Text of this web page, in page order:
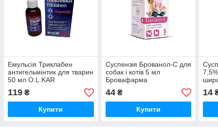
Емульсія Триклабен
антигельмінтик для тварин
50 мл O.L.KAR
119 ₴
Купити
Суспензія Брованол-С для
собак і котів 5 мл
Бровафарма
44₴
Купити
мл
14